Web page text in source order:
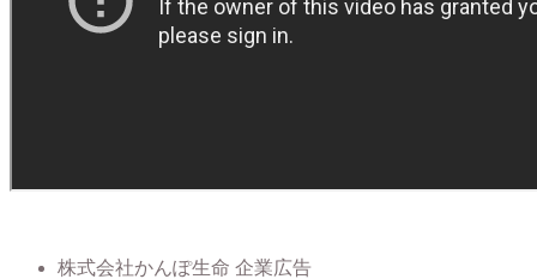
株式会社かんぽ生命 企業広告